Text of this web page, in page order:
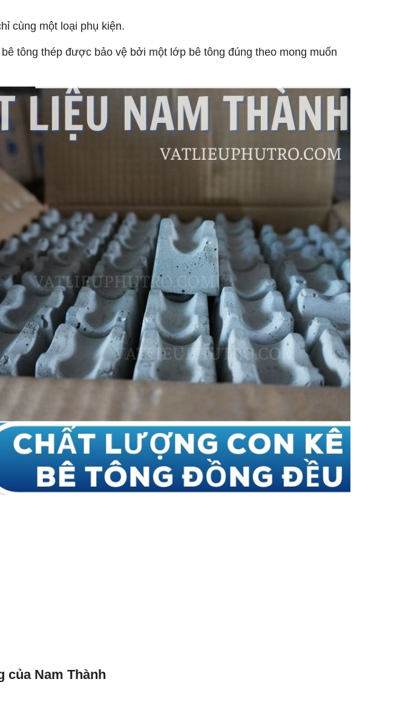
cùng một loại phụ kiện.
tông thép được bảo vệ bởi một lớp bê tông đúng theo mong muốn
của Nam Thành